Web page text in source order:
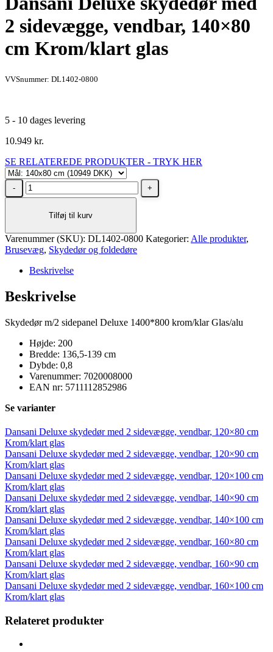
2 sidevægge, vendbar, 140×80
cm Krom/klart glas
VVSnummer: DL1402-0800
5 - 10 dages levering
10.949 kr.
SE RELATEREDE PRODUKTER - TRYK HER
Dansani
Deluxe
sidevægge,
vendbar,
cm
glas
antal
Tilføj til kurv
Varenummer (SKU): DL1402-0800 Kategorier: Alle produkter,
Brusevæg, Skydedør og foldedøre
Beskrivelse
Beskrivelse
Skydedør m/2 sidepanel Deluxe 1400*800 krom/klar Glas/alu
Højde: 200
Bredde: 136,5-139 cm
Dybde: 0,8
Varenummer: 7020008000
EAN nr: 5711112852986
Se varianter
Dansani Deluxe skydedør med 2 sidevægge, vendbar, 120×80 cm
Krom/klart glas
Dansani Deluxe skydedør med 2 sidevægge, vendbar, 120×90 cm
Krom/klart glas
Dansani Deluxe skydedør med 2 sidevægge, vendbar, 120×100 cm
Krom/klart glas
Dansani Deluxe skydedør med 2 sidevægge, vendbar, 140×90 cm
Krom/klart glas
Dansani Deluxe skydedør med 2 sidevægge, vendbar, 140×100 cm
Krom/klart glas
Dansani Deluxe skydedør med 2 sidevægge, vendbar, 160×80 cm
Krom/klart glas
Dansani Deluxe skydedør med 2 sidevægge, vendbar, 160×90 cm
Krom/klart glas
Dansani Deluxe skydedør med 2 sidevægge, vendbar, 160×100 cm
Krom/klart glas
Relateret produkter